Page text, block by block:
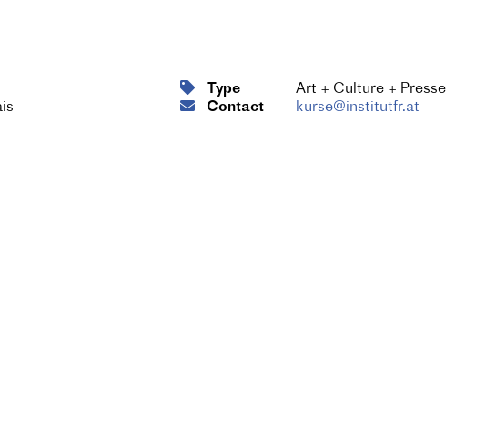
Type
Art + Culture + Presse
Contact
kurse@institutfr.at